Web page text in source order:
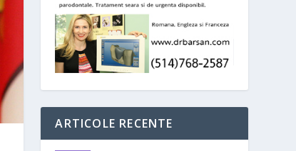
ARTICOLE RECENTE